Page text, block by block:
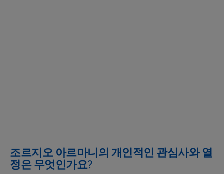
조르지오 아르마니의 개인적인 관심사와 열
정은 무엇인가요?